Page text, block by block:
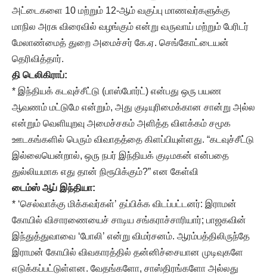
அட்டைகளை 10 மற்றும் 12-ஆம் வகுப்பு மாணவர்களுக்கு
மாநில அரசு விரைவில் வழங்கும் என்று வருவாய் மற்றும் பேரிடர்
மேலாண்மைத் துறை அமைச்சர் கே.ஏ. செங்கோட்டையன்
தெரிவித்தார்.
தி டெலிகிராப்:
* இந்தியக் கடவுச்சீட்டு (பாஸ்போர்ட்) என்பது ஒரு பயண
ஆவணம் மட்டுமே என்றும், அது குடியுரிமைக்கான சான்று அல்ல
என்றும் வெளியுறவு அமைச்சகம் அளித்த விளக்கம் சமூக
ஊடகங்களில் பெரும் விவாதத்தை கிளப்பியுள்ளது. “கடவுச்சீட்டு
இல்லையென்றால், ஒரு நபர் இந்தியக் குடிமகன் என்பதை
துல்லியமாக எது தான் நிரூபிக்கும்?” என கேள்வி
டைம்ஸ் ஆப் இந்தியா:
* ‘செல்வாக்கு மிக்கவர்கள்’ தப்பிக்க விடப்பட்டனர்: இராமன்
கோயில் விசாரணையைச் சாடிய சங்கராச்சாரியார்; பாஜகவின்
இந்துத்துவாவை ‘போலி’ என்று விமர்சனம். ஆரம்பத்திலிருந்தே
இராமன் கோயில் விவகாரத்தில் தன்னிச்சையான முடிவுகளே
எடுக்கப்பட்டுள்ளன. வேதங்களோ, சாஸ்திரங்களோ அல்லது